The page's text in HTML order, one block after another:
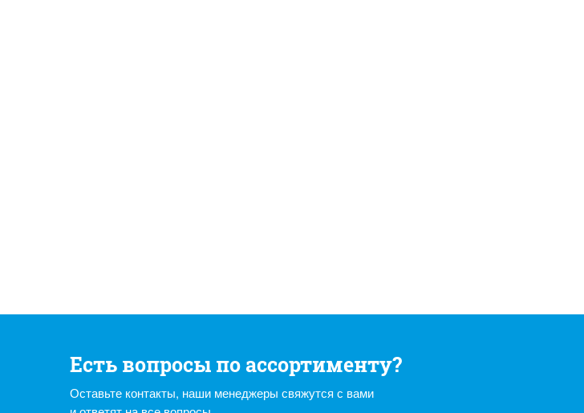
Есть вопросы по ассортименту?
Оставьте контакты, наши менеджеры свяжутся с вами